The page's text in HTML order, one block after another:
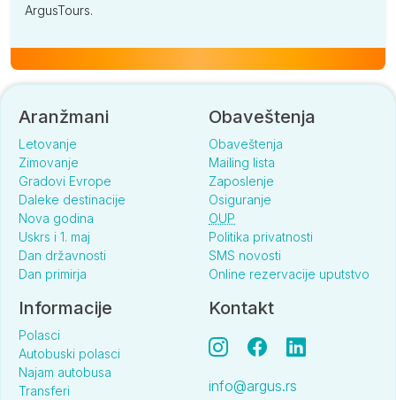
ArgusTours.
Aranžmani
Letovanje
Zimovanje
Gradovi Evrope
Daleke destinacije
Nova godina
Uskrs i 1. maj
Dan državnosti
Dan primirja
Obaveštenja
Obaveštenja
Mailing lista
Zaposlenje
Osiguranje
OUP
Politika privatnosti
SMS novosti
Online rezervacije uputstvo
Informacije
Polasci
Autobuski polasci
Najam autobusa
Transferi
Kontakt
info@argus.rs